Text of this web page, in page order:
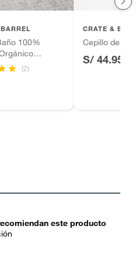
100%
(2)
CRATE &
Cepillo de
S/ 44.95
este producto